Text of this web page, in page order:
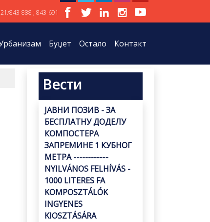
843-888 ; 843-691
Буџет Остало Контакт
Вести
ЈАВНИ ПОЗИВ - ЗА
БЕСПЛАТНУ ДОДЕЛУ
КОМПОСТЕРА
ЗАПРЕМИНЕ 1 КУБНОГ
МЕТРА ------------
NYILVÁNOS FELHÍVÁS -
1000 LITERES FA
KOMPOSZTÁLÓK
INGYENES
KIOSZTÁSÁRA